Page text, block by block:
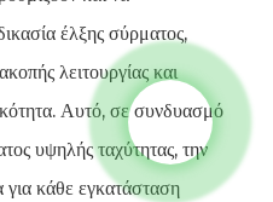
έλξης σύρματος,
λειτουργίας και
Αυτό, σε συνδυασμό
υψηλής ταχύτητας, την
για κάθε εγκατάσταση